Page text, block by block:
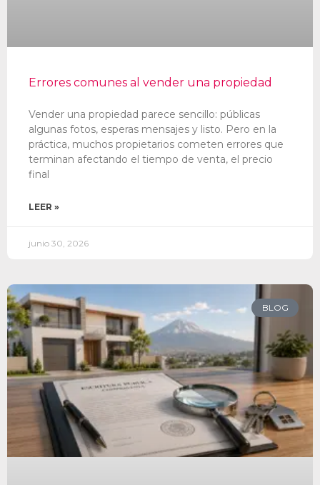
Errores comunes al vender una propiedad
Vender una propiedad parece sencillo: públicas
algunas fotos, esperas mensajes y listo. Pero en la
práctica, muchos propietarios cometen errores que
terminan afectando el tiempo de venta, el precio
final
LEER »
junio 30, 2026
BLOG